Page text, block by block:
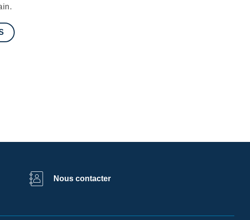
Nous contacter